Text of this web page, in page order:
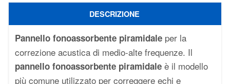
DESCRIZIONE
Pannello fonoassorbente piramidale per la
correzione acustica di medio-alte frequenze. Il
pannello fonoassorbente piramidale è il modello
più comune utilizzato per correggere echi e